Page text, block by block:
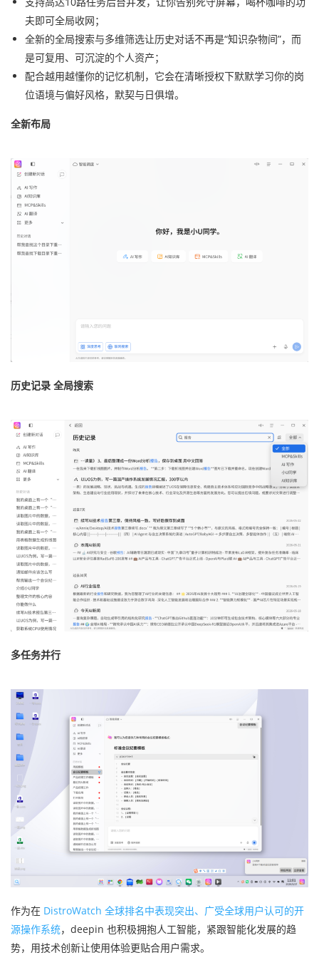
夫即可全局收网；
全新的全局搜索与多维筛选让历史对话不再是“知识杂物间”，而
是可复用、可沉淀的个人资产；
配合越用越懂你的记忆机制，它会在清晰授权下默默学习你的岗
位语境与偏好风格，默契与日俱增。
全新布局
历史记录 全局搜索
多任务并行
作为在 DistroWatch 全球排名中表现突出、广受全球用户认可的开
源操作系统，deepin 也积极拥抱人工智能，紧跟智能化发展的趋
势，用技术创新让使用体验更贴合用户需求。